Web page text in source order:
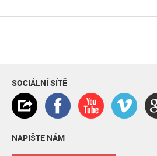
SOCIÁLNÍ SÍTĚ
NAPIŠTE NÁM